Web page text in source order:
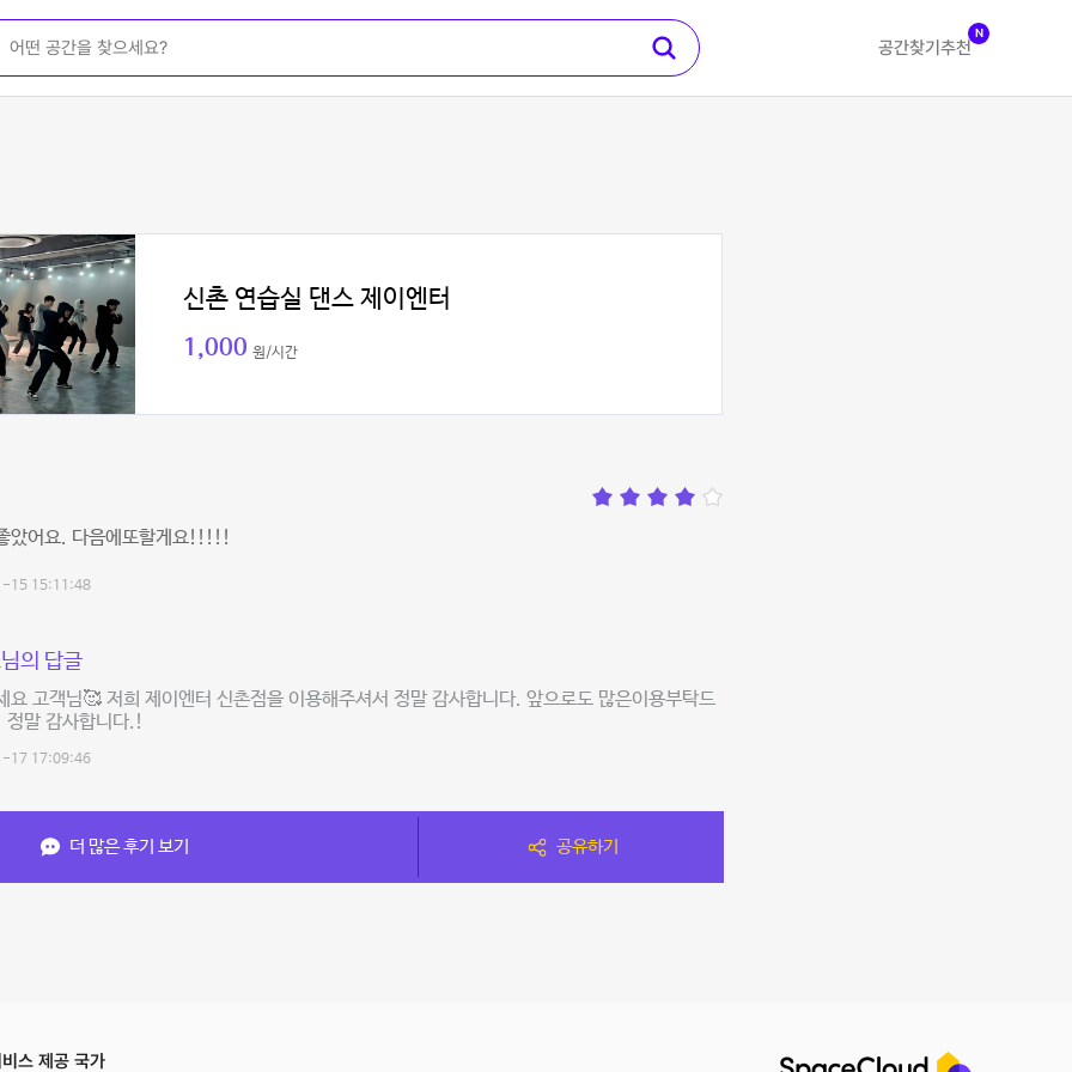
공간찾기 추천
N
신촌 연습실 댄스 제이엔터
1,000 원/시간
았어요. 다음에또할게요!!!!!
15 15:11:48
의 답글
요 고객님🥰 저희 제이엔터 신촌점을 이용해주셔서 정말 감사합니다. 앞으로도 많은이용부탁드
정말 감사합니다.!
17 17:09:46
더 많은 후기 보기 공유하기
스 제공 국가